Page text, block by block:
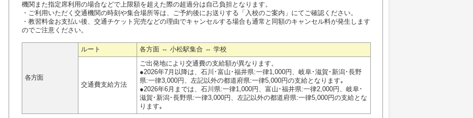
機関また指定席利用の場合などで上限額を超えた際の超過分は自己負担となります。
・ご利用いただく交通機関の時刻や集合場所等は、ご予約後にお送りする「入校のご案内」にてご確認ください。
・教習料金お支払い後、交通チケット完売などの理由でキャンセルする場合も通常と同額のキャンセル料が発生します
のでご注意ください。
各方面
ルート 各方面 ⇔ 小松駅集合 ⇔ 学校
交通費支給方法
ご出発地により交通費の支給額が異なります。
●2026年7月以降は、石川･富山･福井県:一律1,000円、岐阜･滋賀･新潟･長野
県:一律3,000円、左記以外の都道府県:一律5,000円の支給となります｡
●2026年6月までは、石川県:一律1,000円、富山･福井県:一律2,000円、岐阜･
滋賀･新潟･長野県:一律3,000円、左記以外の都道府県:一律5,000円の支給とな
ります｡